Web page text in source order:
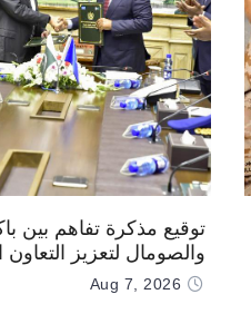
توقيع مذكرة تفاهم بين
والصومال لتعزيز التعاون
Aug 7, 2026